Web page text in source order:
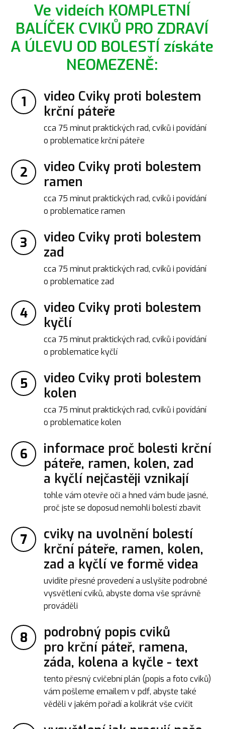
Ve videích KOMPLETNÍ
BALÍČEK CVIKŮ PRO ZDRAVÍ
A ÚLEVU OD BOLESTÍ získáte
NEOMEZENĚ:
1
video Cviky proti bolestem
krční páteře
cca 75 minut praktických rad, cviků i povídání
o problematice krční páteře
2
video Cviky proti bolestem
ramen
cca 75 minut praktických rad, cviků i povídání
o problematice ramen
3
video Cviky proti bolestem
zad
cca 75 minut praktických rad, cviků i povídání
o problematice zad
4
video Cviky proti bolestem
kyčlí
cca 75 minut praktických rad, cviků i povídání
o problematice kyčlí
5
video Cviky proti bolestem
kolen
cca 75 minut praktických rad, cviků i povídání
o problematice kolen
6
informace proč bolesti krční
páteře, ramen, kolen, zad
a kyčlí nejčastěji vznikají
tohle vám otevře oči a hned vám bude jasné,
proč jste se doposud nemohli bolestí zbavit
7
cviky na uvolnění bolestí
krční páteře, ramen, kolen,
zad a kyčlí ve formě videa
uvidíte přesné provedení a uslyšíte podrobné
vysvětlení cviků, abyste doma vše správně
prováděli
8
podrobný popis cviků
pro krční páteř, ramena,
záda, kolena a kyčle - text
tento přesný cvičební plán (popis a foto cviků)
vám pošleme emailem v pdf, abyste také
věděli v jakém pořadí a kolikrát vše cvičit